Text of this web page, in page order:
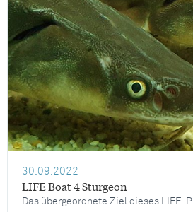
30.09.2022
LIFE Boat 4 Sturgeon